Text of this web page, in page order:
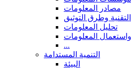
مصادر المعلومات
التقنية وطرق التوثيق
تحليل المعلومات
المعلومات
...
التنمية المستدامة
البيئة